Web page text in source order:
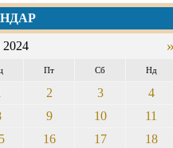
Пт Сб Нд
2 3
4
9 10
11
16 17
18